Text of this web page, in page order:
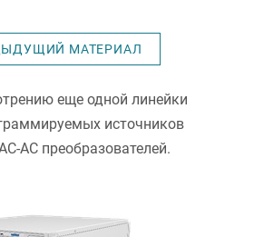
МАТЕРИАЛ
еще одной линейки
источников
AC преобразователей.